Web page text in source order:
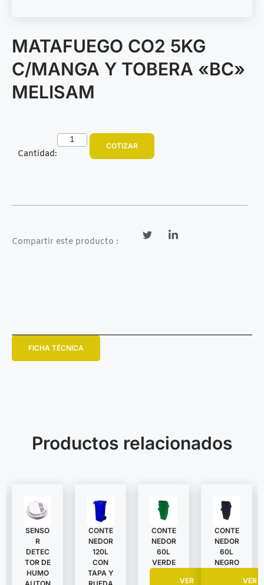
MATAFUEGO CO2 5KG
C/MANGA Y TOBERA «BC»
MELISAM
Cantidad:
COTIZAR
Compartir este producto :
FICHA TÉCNICA
Productos relacionados
SENSO
R
DETEC
TOR DE
HUMO
CONTE
NEDOR
120L
CON
TAPA Y
CONTE
NEDOR
60L
VERDE
VER
CONTE
NEDOR
60L
NEGRO
VER